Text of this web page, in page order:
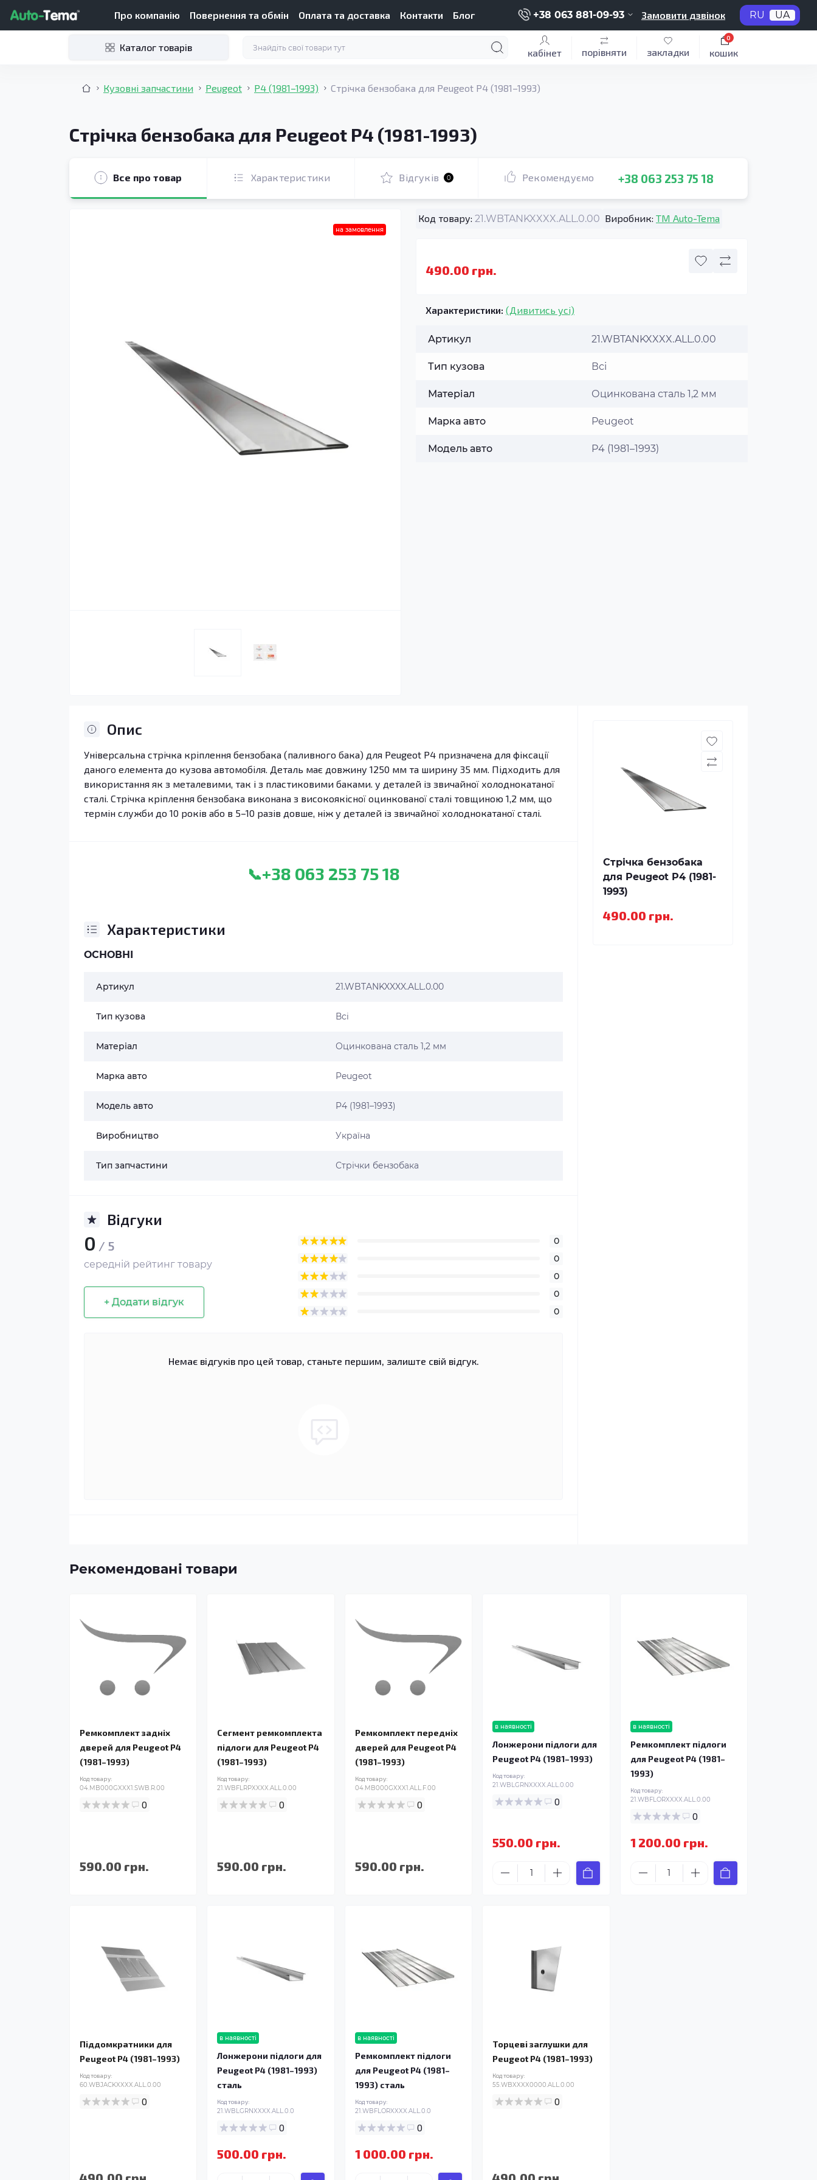
Про компанію Повернення та обмін Оплата та доставка Контакти Блог +38 063 881-09-93 Замовити дзвінок RU UA
Каталог товарів кабінет порівняти закладки кошик
0
Кузовні запчастини Peugeot P4 (1981–1993) Стрічка бензобака для Peugeot P4 (1981–1993)
Стрічка бензобака для Peugeot P4 (1981-1993)
Все про товар Характеристики Відгуків 0 Рекомендуємо +38 063 253 75 18
на замовлення
Код товару: 21.WBTANKXXXX.ALL.0.00 Виробник: TM Auto-Tema
490.00 грн.
Характеристики: (Дивитись усі)
Артикул 21.WBTANKXXXX.ALL.0.00
Тип кузова Всі
Матеріал Оцинкована сталь 1,2 мм
Марка авто Peugeot
Модель авто P4 (1981–1993)
Опис
Універсальна стрічка кріплення бензобака (паливного бака) для Peugeot P4 призначена для фіксації
даного елемента до кузова автомобіля. Деталь має довжину 1250 мм та ширину 35 мм. Підходить для
використання як з металевими, так і з пластиковими баками. у деталей із звичайної холоднокатаної
сталі. Стрічка кріплення бензобака виконана з високоякісної оцинкованої сталі товщиною 1,2 мм, що
термін служби до 10 років або в 5–10 разів довше, ніж у деталей із звичайної холоднокатаної сталі.
📞+38 063 253 75 18
Характеристики
ОСНОВНІ
Артикул 21.WBTANKXXXX.ALL.0.00
Тип кузова Всі
Матеріал Оцинкована сталь 1,2 мм
Марка авто Peugeot
Модель авто P4 (1981–1993)
Виробництво Україна
Тип запчастини Стрічки бензобака
Відгуки
0 / 5
середній рейтинг товару
+ Додати відгук
0
0
0
0
0
Немає відгуків про цей товар, станьте першим, залиште свій відгук.
Стрічка бензобака
для Peugeot P4 (1981-
1993)
490.00 грн.
Рекомендовані товари
Ремкомплект задніх
дверей для Peugeot P4
(1981–1993)
Код товару:
04.MB000GXXX1.SWB.R.00
0
590.00 грн.
Сегмент ремкомплекта
підлоги для Peugeot P4
(1981–1993)
Код товару:
21.WBFLRPXXXX.ALL.0.00
0
590.00 грн.
Ремкомплект передніх
дверей для Peugeot P4
(1981–1993)
Код товару:
04.MB000GXXX1.ALL.F.00
0
590.00 грн.
в наявності
Лонжерони підлоги для
Peugeot P4 (1981–1993)
Код товару:
21.WBLGRNXXXX.ALL.0.00
0
550.00 грн.
в наявності
Ремкомплект підлоги
для Peugeot P4 (1981–
1993)
Код товару:
21.WBFLORXXXX.ALL.0.00
0
1 200.00 грн.
Піддомкратники для
Peugeot P4 (1981–1993)
Код товару:
60.WBJACKXXXX.ALL.0.00
0
в наявності
Лонжерони підлоги для
Peugeot P4 (1981–1993)
сталь
Код товару:
21.WBLGRNXXXX.ALL.0.0
0
500.00 грн.
в наявності
Ремкомплект підлоги
для Peugeot P4 (1981–
1993) сталь
Код товару:
21.WBFLORXXXX.ALL.0.0
0
1 000.00 грн.
Торцеві заглушки для
Peugeot P4 (1981–1993)
Код товару:
55.WBXXXX0000.ALL.0.00
0